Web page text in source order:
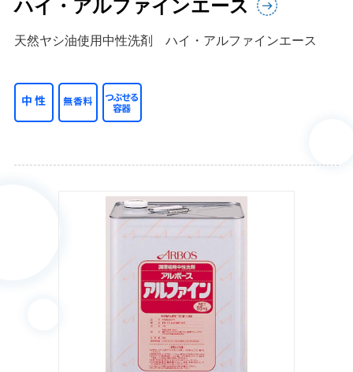
ハイ・アルファインエース
天然ヤシ油使用中性洗剤 ハイ・アルファインエース